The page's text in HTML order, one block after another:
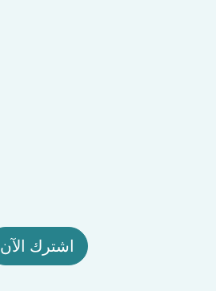
اشترك الآن